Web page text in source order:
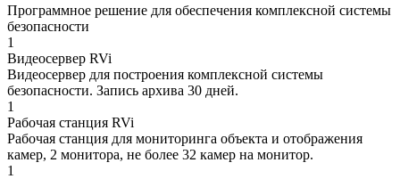
Программное решение для обеспечения комплексной системы
безопасности
1
Видеосервер RVi
Видеосервер для построения комплексной системы
безопасности. Запись архива 30 дней.
1
Рабочая станция RVi
Рабочая станция для мониторинга объекта и отображения
камер, 2 монитора, не более 32 камер на монитор.
1